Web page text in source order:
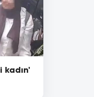
kadın'